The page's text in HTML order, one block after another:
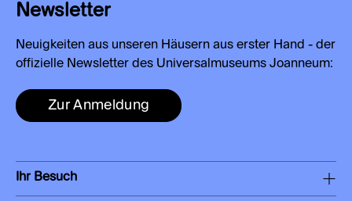
Newsletter
Neuigkeiten aus unseren Häusern aus erster Hand - der
offizielle Newsletter des Universalmuseums Joanneum:
Zur Anmeldung
Ihr Besuch